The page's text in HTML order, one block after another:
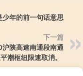
年的前一句话意思
下一篇
陕高速南通段南通
潮枢纽限速取消。